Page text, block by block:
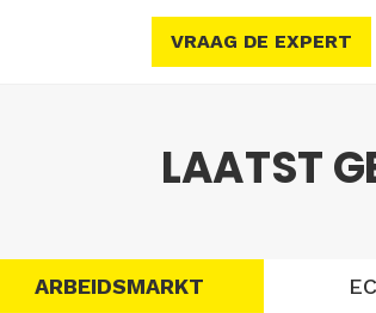
VRAAG DE EXPERT
LAATST
ARBEIDSMARKT